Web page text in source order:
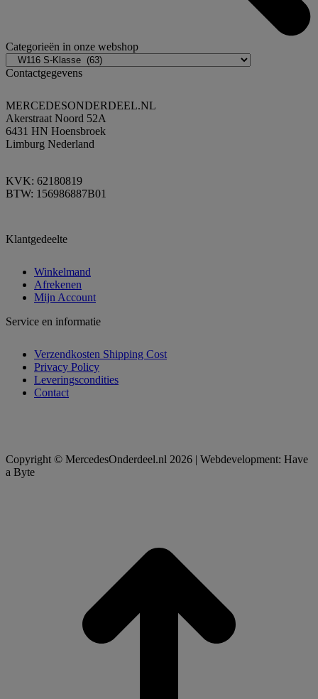
Categorieën in onze webshop
Contactgegevens
MERCEDESONDERDEEL.NL
Akerstraat Noord 52A
6431 HN Hoensbroek
Limburg Nederland
KVK: 62180819
BTW: 156986887B01
Klantgedeelte
Winkelmand
Afrekenen
Mijn Account
Service en informatie
Verzendkosten Shipping Cost
Privacy Policy
Leveringscondities
Contact
Copyright © MercedesOnderdeel.nl 2026 | Webdevelopment: Have
a Byte